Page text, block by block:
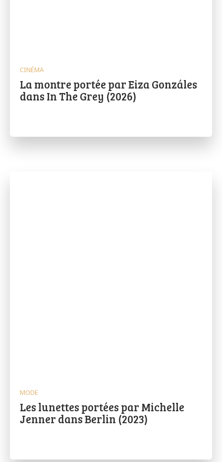
CINÉMA
La montre portée par Eiza Gonzáles
dans In The Grey (2026)
MODE
Les lunettes portées par Michelle
Jenner dans Berlin (2023)